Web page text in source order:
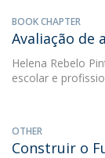
BOOK CHAPTER
Avaliação de
Helena Rebelo
escolar e
OTHER
Construir o